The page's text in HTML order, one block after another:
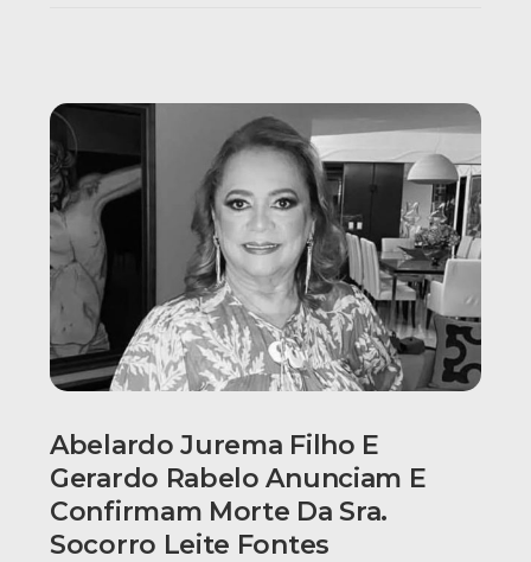
Abelardo Jurema Filho E
Gerardo Rabelo Anunciam E
Confirmam Morte Da Sra.
Socorro Leite Fontes